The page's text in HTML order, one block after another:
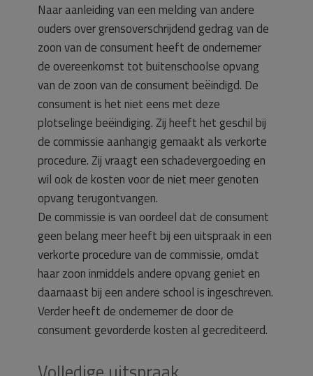
Naar aanleiding van een melding van andere
ouders over grensoverschrijdend gedrag van de
zoon van de consument heeft de ondernemer
de overeenkomst tot buitenschoolse opvang
van de zoon van de consument beëindigd. De
consument is het niet eens met deze
plotselinge beëindiging. Zij heeft het geschil bij
de commissie aanhangig gemaakt als verkorte
procedure. Zij vraagt een schadevergoeding en
wil ook de kosten voor de niet meer genoten
opvang terugontvangen.
De commissie is van oordeel dat de consument
geen belang meer heeft bij een uitspraak in een
verkorte procedure van de commissie, omdat
haar zoon inmiddels andere opvang geniet en
daarnaast bij een andere school is ingeschreven.
Verder heeft de ondernemer de door de
consument gevorderde kosten al gecrediteerd.